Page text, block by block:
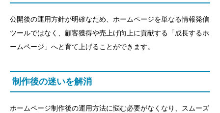
公開後の運用方針が明確なため、ホームページを単なる情報発信
ツールではなく、顧客獲得や売上げ向上に貢献する「成長するホ
ームページ」へと育て上げることができます。
制作後の迷いを解消
ホームページ制作後の運用方法に悩む必要がなくなり、スムーズ